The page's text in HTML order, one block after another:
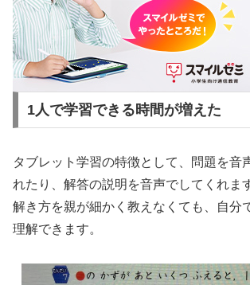
1人で学習できる時間が増えた
タブレット学習の特徴として、問題を音
れたり、解答の説明を音声でしてくれま
解き方を親が細かく教えなくても、自分
理解できます。